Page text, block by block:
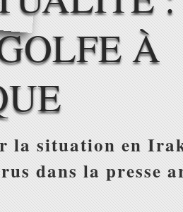
À
la situation en
dans la presse